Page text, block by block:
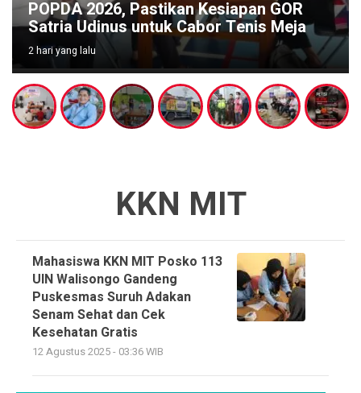
POPDA 2026, Pastikan Kesiapan GOR
Satria Udinus untuk Cabor Tenis Meja
2 hari yang lalu
KKN MIT
Mahasiswa KKN MIT Posko 113
UIN Walisongo Gandeng
Puskesmas Suruh Adakan
Senam Sehat dan Cek
Kesehatan Gratis
12 Agustus 2025 - 03:36 WIB